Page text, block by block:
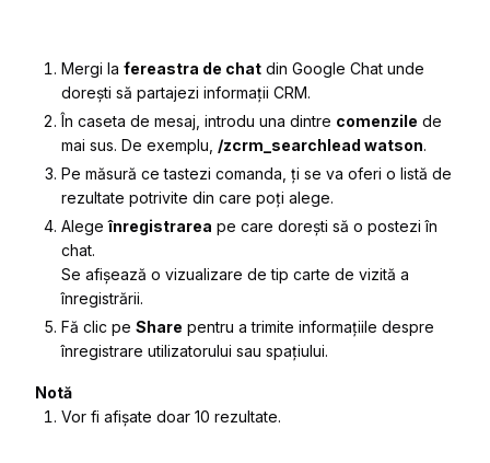
Mergi la fereastra de chat din Google Chat unde
dorești să partajezi informații CRM.
În caseta de mesaj, introdu una dintre comenzile de
mai sus. De exemplu, /zcrm_searchlead watson.
Pe măsură ce tastezi comanda, ți se va oferi o listă de
rezultate potrivite din care poți alege.
Alegeînregistrarea pe care dorești să o postezi în
chat.
Se afișează o vizualizare de tip carte de vizită a
înregistrării.
Fă clic pe Share pentru a trimite informațiile despre
înregistrare utilizatorului sau spațiului.
Notă
Vor fi afișate doar 10 rezultate.